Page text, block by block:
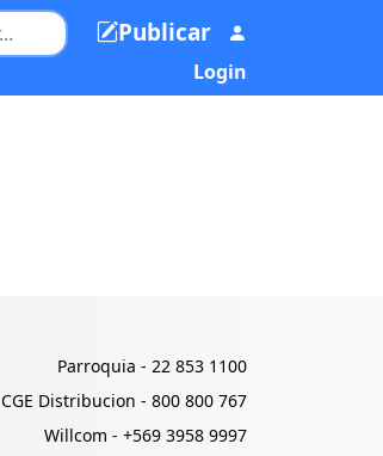
Publicar
Login
Parroquia - 22 853 1100
CGE Distribucion - 800 800 767
Willcom - +569 3958 9997